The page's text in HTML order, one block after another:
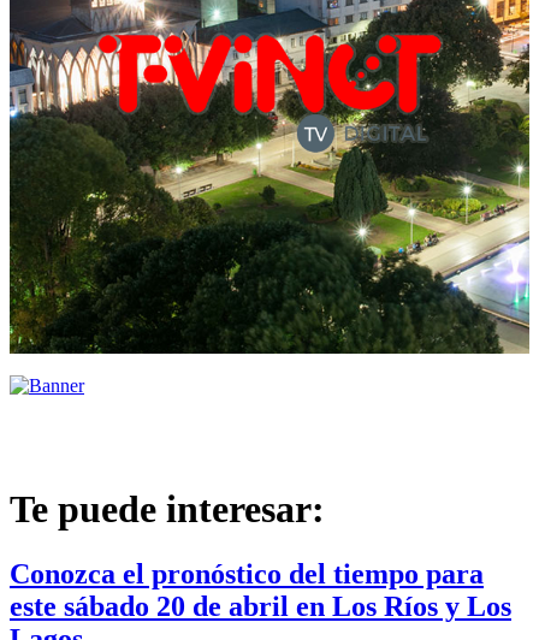
Te puede interesar:
Conozca el pronóstico del tiempo para
este sábado 20 de abril en Los Ríos y Los